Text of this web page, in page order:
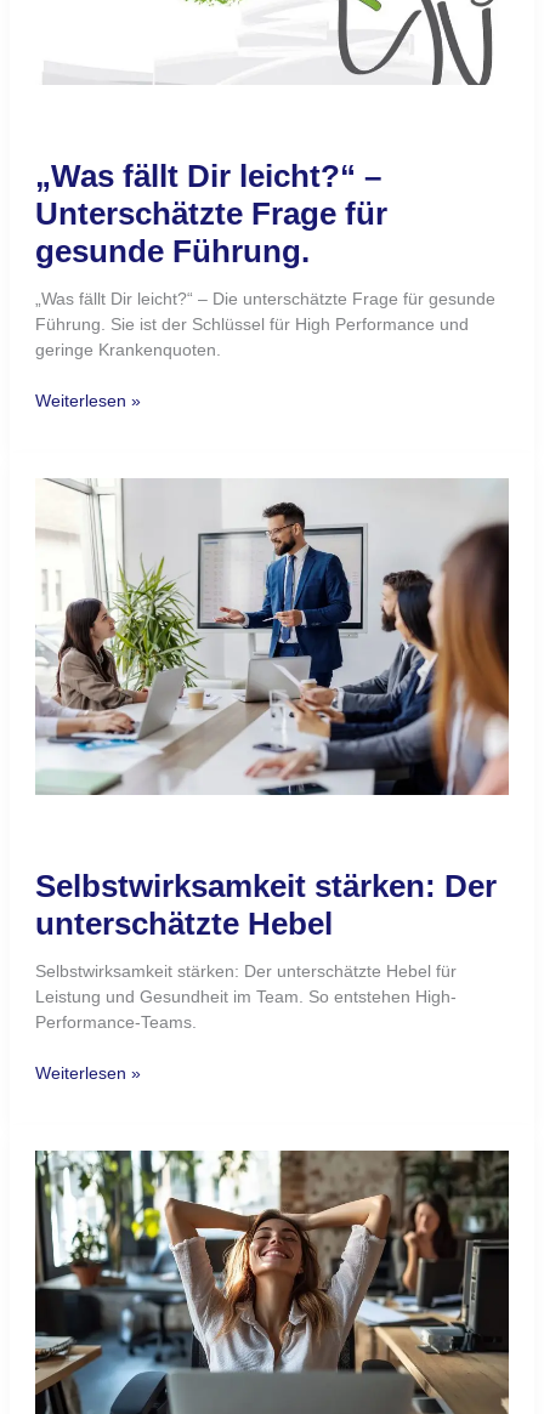
„Was fällt Dir leicht?“ –
Unterschätzte Frage für
gesunde Führung.
„Was fällt Dir leicht?“ – Die unterschätzte Frage für gesunde
Führung. Sie ist der Schlüssel für High Performance und
geringe Krankenquoten.
Weiterlesen »
Selbstwirksamkeit stärken: Der
unterschätzte Hebel
Selbstwirksamkeit stärken: Der unterschätzte Hebel für
Leistung und Gesundheit im Team. So entstehen High-
Performance-Teams.
Selbstwirksamkeit
stärken:
Der
unterschätzte
Hebel
Weiterlesen »
Gesund
führen:
Wie
Psychologische
Sicherheit
dazu